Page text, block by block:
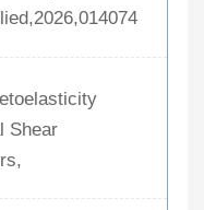
Shear